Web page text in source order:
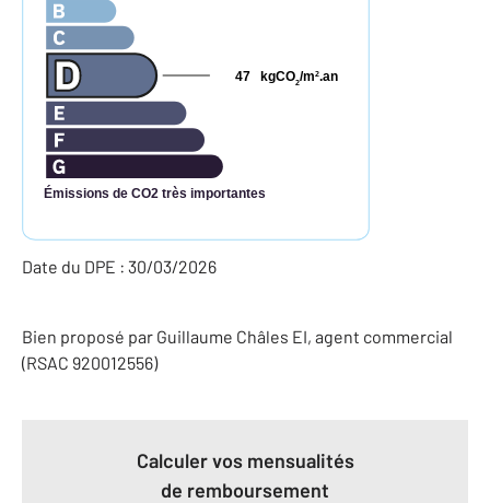
Émissions de CO2 très importantes
kgCO2/m2.an
47
Date du DPE : 30/03/2026
Bien proposé par Guillaume Châles EI, agent commercial
(RSAC 920012556)
Calculer vos mensualités
de remboursement